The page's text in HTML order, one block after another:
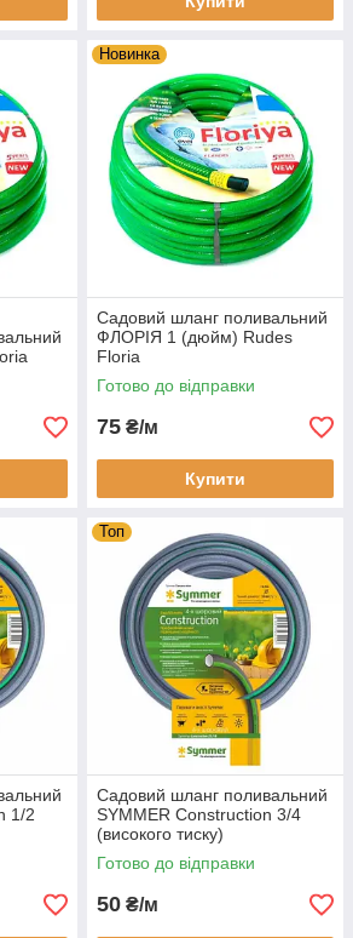
Новинка
Садовий шланг поливальний
ФЛОРІЯ 1 (дюйм) Rudes
Floria
Готово до відправки
75 ₴/м
Купити
1/2
Топ
Садовий шланг поливальний
SYMMER Construction 3/4
(високого тиску)
Готово до відправки
50 ₴/м